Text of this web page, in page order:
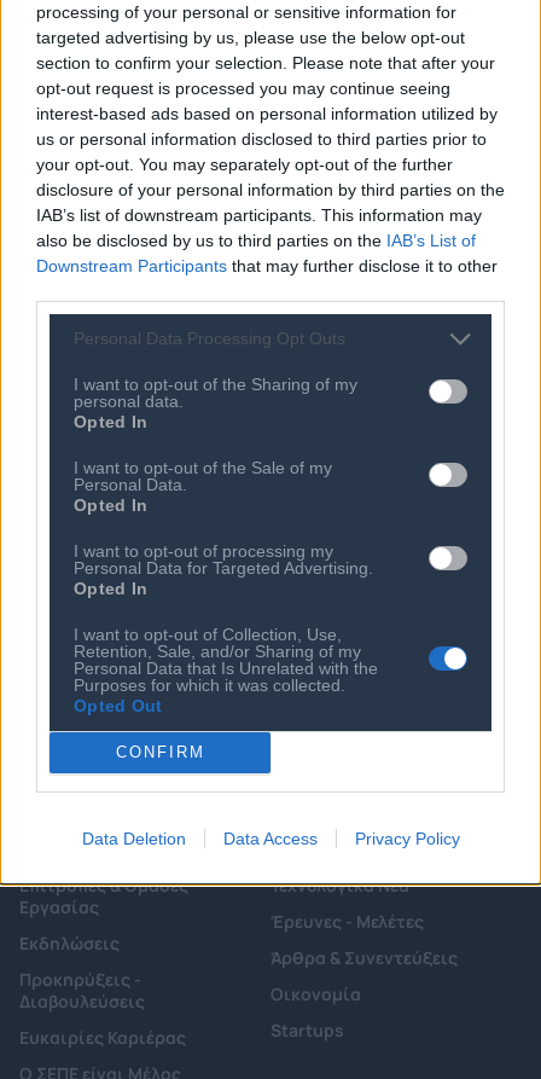
processing of your personal or sensitive information for
targeted advertising by us, please use the below opt-out
section to confirm your selection. Please note that after your
opt-out request is processed you may continue seeing
interest-based ads based on personal information utilized by
us or personal information disclosed to third parties prior to
your opt-out. You may separately opt-out of the further
disclosure of your personal information by third parties on the
IAB’s list of downstream participants. This information may
also be disclosed by us to third parties on the IAB’s List of
Downstream Participants that may further disclose it to other
Personal Data Processing Opt Outs
I want to opt-out of the Sharing of my
personal data.
Opted In
I want to opt-out of the Sale of my
Personal Data.
Opted In
I want to opt-out of processing my
Personal Data for Targeted Advertising.
Opted In
I want to opt-out of Collection, Use,
Retention, Sale, and/or Sharing of my
Personal Data that Is Unrelated with the
Purposes for which it was collected.
Opted Out
CONFIRM
Data Deletion Data Access Privacy Policy
31 ΙΟΥΛ 2026
Η COSMOTE TELEKOM στους
"Europe's Climate Leaders" των
Financial Times για 4η συνεχόμενη
χρονιά
30 ΙΟΥΛ 2026
Συμβούλιο Cyta: Απολογισμός
θητείας Φεβρουάριος 2024
29 ΙΟΥΛ 2026
Kώστας Νεμπής: Επέκταση του ΟΤΕ σε
Cloud, ICT, AI και κυβερνοασφάλεια.
τηλεπικοινωνίες
Ποιος είναι ο ΣΕΠΕ
Καταστατικό
Κώδικας Δεοντολογίας
Κανονισμός Διαιτησίας
Αιρετά Όργανα
Διοικητικό Προσωπικό &
Συνεργάτες
Προνόμια Μελών
Επιτροπές & Ομάδες
Εργασίας
Εκδηλώσεις
Προκηρύξεις -
Διαβουλεύσεις
Ευκαιρίες Καριέρας
Ο ΣΕΠΕ είναι Μέλος
Τεχνολογικά Νέα
Έρευνες - Μελέτες
Άρθρα & Συνεντεύξεις
Οικονομία
Startups